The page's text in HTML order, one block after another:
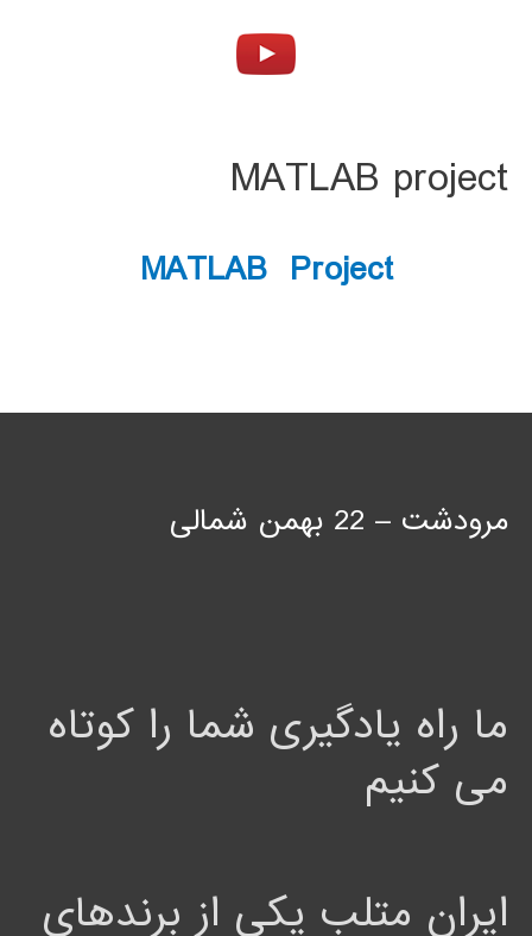
MATLAB project
MATLAB Project
مرودشت – 22 بهمن شمالی
ما راه یادگیری شما را کوتاه
می کنیم
ایران متلب یکی از برندهای